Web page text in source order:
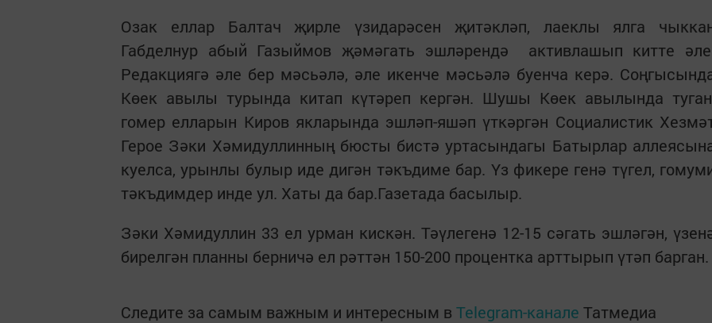
Озак еллар Балтач җирле үзидарәсен җитәкләп, лаеклы ялга
Габделнур абый Газыймов җәмәгать эшләрендә активлашып китте
Редакциягә әле бер мәсьәлә, әле икенче мәсьәлә буенча керә.
Көек авылы турында китап күтәреп кергән. Шушы Көек авылында
гомер елларын Киров якларында эшләп-яшәп үткәргән Социалистик
Герое Зәки Хәмидуллинның бюсты бистә уртасындагы Батырлар
куелса, урынлы булыр иде дигән тәкъдиме бар. Үз фикере генә түгел,
тәкъдимдер инде ул. Хаты да бар.Газетада басылыр.
Зәки Хәмидуллин 33 ел урман кискән. Тәүлегенә 12-15 сәгать эшләгән,
бирелгән планны берничә ел рәттән 150-200 процентка арттырып үтәп барган.
Следите за самым важным и интересным в Telegram-канале Татмедиа